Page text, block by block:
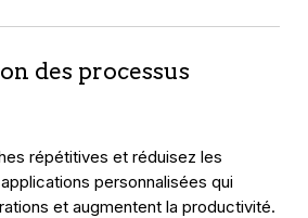
des processus
répétitives et réduisez les
personnalisées qui
et augmentent la productivité.